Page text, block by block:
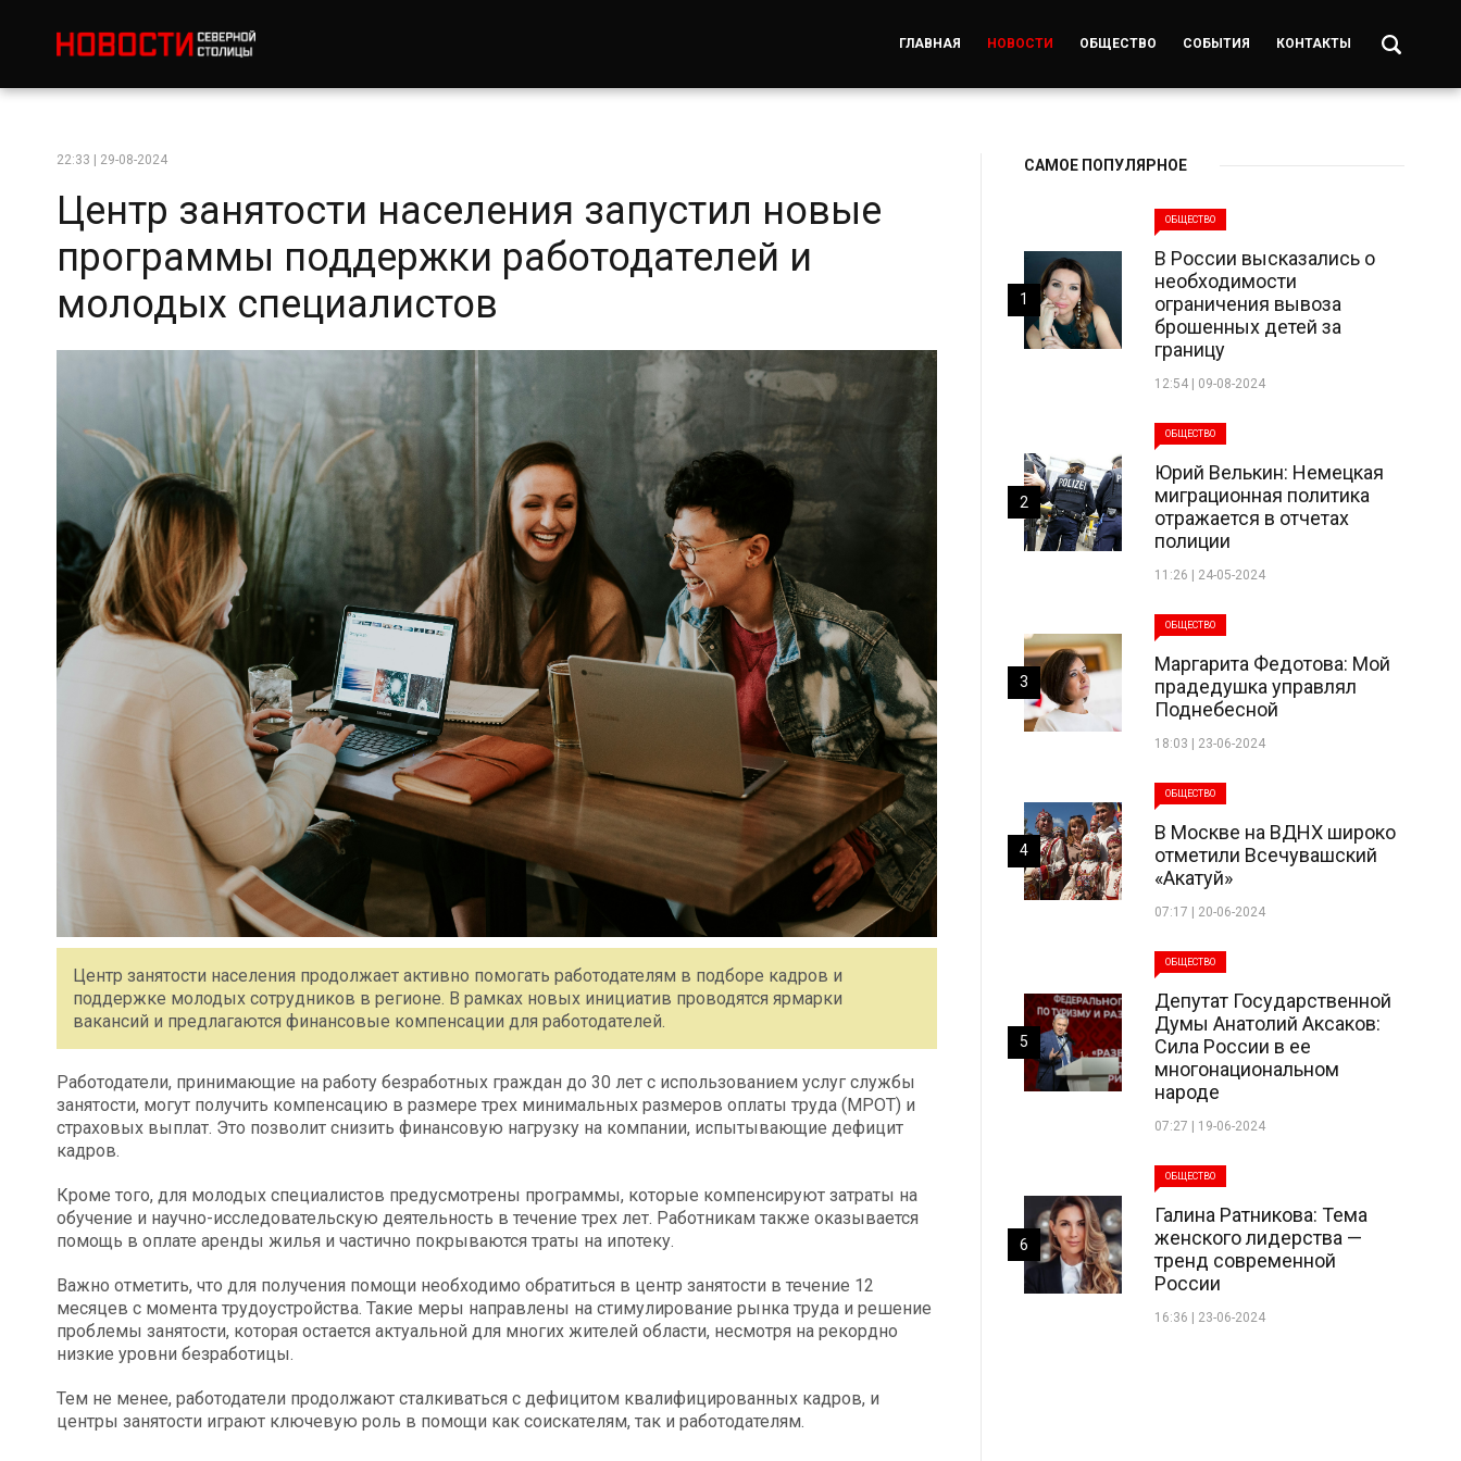
ГЛАВНАЯ НОВОСТИ ОБЩЕСТВО СОБЫТИЯ КОНТАКТЫ
22:33 | 29-08-2024
Центр занятости населения запустил новые
программы поддержки работодателей и
молодых специалистов
Центр занятости населения продолжает активно помогать работодателям в подборе кадров и
поддержке молодых сотрудников в регионе. В рамках новых инициатив проводятся ярмарки
вакансий и предлагаются финансовые компенсации для работодателей.
Работодатели, принимающие на работу безработных граждан до 30 лет с использованием услуг службы
занятости, могут получить компенсацию в размере трех минимальных размеров оплаты труда (МРОТ) и
страховых выплат. Это позволит снизить финансовую нагрузку на компании, испытывающие дефицит
кадров.
Кроме того, для молодых специалистов предусмотрены программы, которые компенсируют затраты на
обучение и научно-исследовательскую деятельность в течение трех лет. Работникам также оказывается
помощь в оплате аренды жилья и частично покрываются траты на ипотеку.
Важно отметить, что для получения помощи необходимо обратиться в центр занятости в течение 12
месяцев с момента трудоустройства. Такие меры направлены на стимулирование рынка труда и решение
проблемы занятости, которая остается актуальной для многих жителей области, несмотря на рекордно
низкие уровни безработицы.
Тем не менее, работодатели продолжают сталкиваться с дефицитом квалифицированных кадров, и
центры занятости играют ключевую роль в помощи как соискателям, так и работодателям.
САМОЕ ПОПУЛЯРНОЕ
ОБЩЕСТВО
В России высказались о
необходимости
ограничения вывоза
брошенных детей за
границу
12:54 | 09-08-2024
1
ОБЩЕСТВО
Юрий Велькин: Немецкая
миграционная политика
отражается в отчетах
полиции
11:26 | 24-05-2024
2
ОБЩЕСТВО
Маргарита Федотова: Мой
прадедушка управлял
Поднебесной
18:03 | 23-06-2024
3
ОБЩЕСТВО
В Москве на ВДНХ широко
отметили Всечувашский
«Акатуй»
07:17 | 20-06-2024
4
ОБЩЕСТВО
Депутат Государственной
Думы Анатолий Аксаков:
Сила России в ее
многонациональном
народе
07:27 | 19-06-2024
5
ОБЩЕСТВО
Галина Ратникова: Тема
женского лидерства —
тренд современной
России
16:36 | 23-06-2024
6